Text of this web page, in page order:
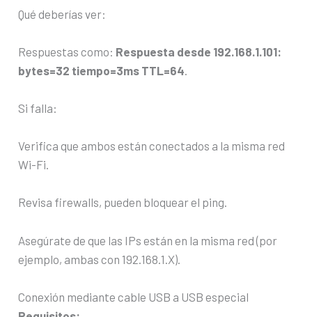
Qué deberías ver:
Respuestas como: Respuesta desde 192.168.1.101:
bytes=32 tiempo=3ms TTL=64
Si falla:
Verifica que ambos están conectados a la misma red
Wi-Fi.
Revisa firewalls, pueden bloquear el ping.
Asegúrate de que las IPs están en la misma red (por
ejemplo, ambas con 192.168.1.X).
Conexión mediante cable USB a USB especial